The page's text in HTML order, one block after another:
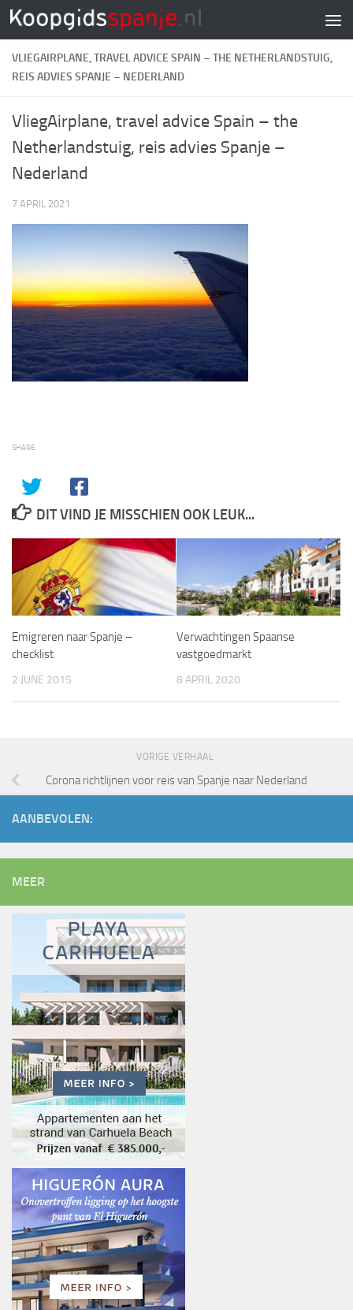
Doorgaan naar inhoud
VLIEGAIRPLANE, TRAVEL ADVICE SPAIN – THE NETHERLANDSTUIG,
REIS ADVIES SPANJE – NEDERLAND
VliegAirplane, travel advice Spain – the
Netherlandstuig, reis advies Spanje –
Nederland
7 APRIL 2021
SHARE
DIT VIND JE MISSCHIEN OOK LEUK...
Emigreren naar Spanje –
checklist
2 JUNE 2015
Verwachtingen Spaanse
vastgoedmarkt
8 APRIL 2020
VORIGE VERHAAL
Corona richtlijnen voor reis van Spanje naar Nederland
AANBEVOLEN:
MEER